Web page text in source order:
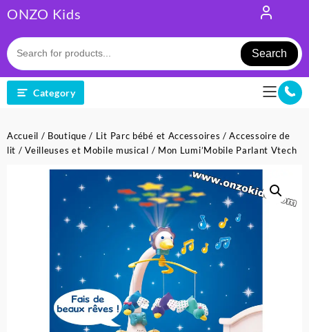
to
content
ONZO Kids
Search
Category
Accueil / Boutique / Lit Parc bébé et Accessoires /Accessoire de
lit /Veilleuses et Mobile musical / Mon Lumi’Mobile Parlant Vtech